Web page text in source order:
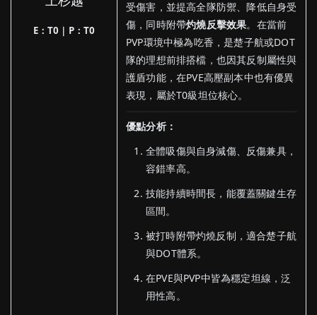
E：T0｜P：T0
受傷害，並提高全隊防禦、降低自身受
傷，同時附帶灼燒反擊效果。在當前
PVP環境中極為吃香，是楚子航或DOT
隊的理想前排搭檔，也因其反制屬性與
護盾功能，在PVE高壓副本中也有優異
表現，屬於T0級坦位核心。
優點分析：
全體吸傷與自身減傷、反傷兼具，
容錯率高。
技能持續時間長，能覆蓋關鍵生存
區間。
被打時附帶灼燒反制，適合楚子航
與DOT體系。
在PVE與PVP中皆為穩定坦線，泛
用性高。